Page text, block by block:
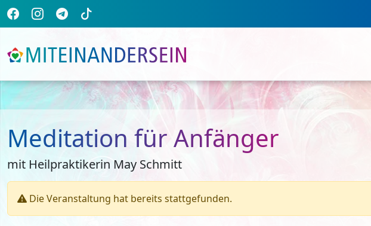
Meditation für Anfänger
mit Heilpraktikerin May Schmitt
Die Veranstaltung hat bereits stattgefunden.